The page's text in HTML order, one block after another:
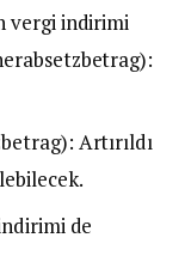
vergi indirimi
Artırıldı
de